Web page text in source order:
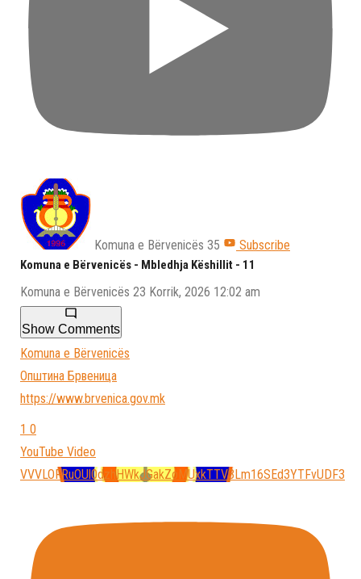
Komuna e Bёrvenicёs 35 Subscribe
Komuna e Bërvenicës - Mbledhja Këshillit - 11
Komuna e Bёrvenicёs 23 Korrik, 2026 12:02 am
Show Comments
Komuna e Bёrvenicёs
Општина Брвеница
https://www.brvenica.gov.mk
1 0
YouTube Video
VVVLOFRuOUl0dzhHWkJGakZoMUxkTTV3Lm16SEd3YTFvUDF3